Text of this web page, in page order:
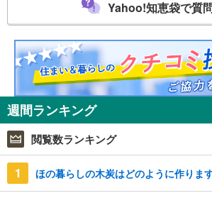
Yahoo!知恵袋で質
週間ランキング
閲覧数ランキング
1 ほの暮らしの木炭はどのように作りま